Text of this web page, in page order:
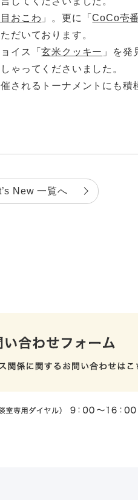
おこわ 」。更に「CoCo壱
だいております。
イス「玄米クッキー 」を発
ゃってくださいました。
されるトーナメントにも積
New 一覧へ